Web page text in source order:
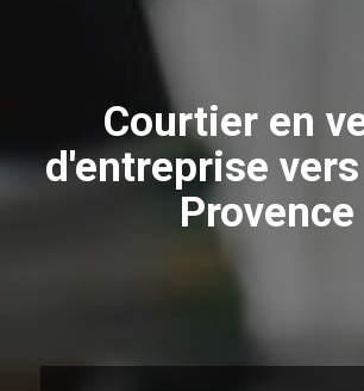
Courtier en
d'entreprise
Provence